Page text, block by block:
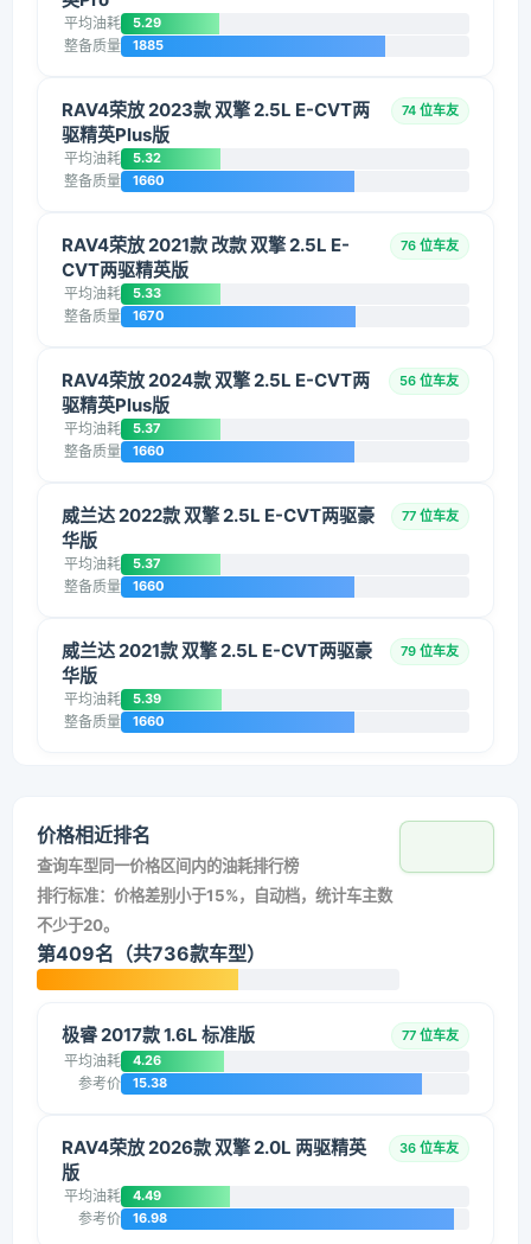
平均油耗 5.29
整备质量 1885
RAV4荣放 2023款 双擎 2.5L E-CVT两
驱精英Plus版
74 位车友
平均油耗 5.32
整备质量 1660
RAV4荣放 2021款 改款 双擎 2.5L E-
CVT两驱精英版
76 位车友
平均油耗 5.33
整备质量 1670
RAV4荣放 2024款 双擎 2.5L E-CVT两
驱精英Plus版
56 位车友
平均油耗 5.37
整备质量 1660
威兰达 2022款 双擎 2.5L E-CVT两驱豪
华版
77 位车友
平均油耗 5.37
整备质量 1660
威兰达 2021款 双擎 2.5L E-CVT两驱豪
华版
79 位车友
平均油耗 5.39
整备质量 1660
价格相近排名
查询车型同一价格区间内的油耗排行榜
排行标准：价格差别小于15%，自动档，统计车主数
不少于20。
第409名（共736款车型）
极睿 2017款 1.6L 标准版 77 位车友
平均油耗 4.26
参考价 15.38
RAV4荣放 2026款 双擎 2.0L 两驱精英
版
36 位车友
平均油耗 4.49
参考价 16.98